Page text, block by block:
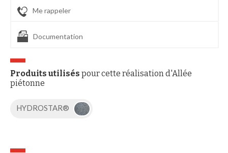
Me rappeler
Documentation
Produits utilisés pour cette réalisation d'Allée
piétonne
HYDROSTAR®